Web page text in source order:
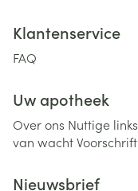
Klantenservice
FAQ
Uw apotheek
Over ons Nuttige links
van wachtVoorschrift
Nieuwsbrief